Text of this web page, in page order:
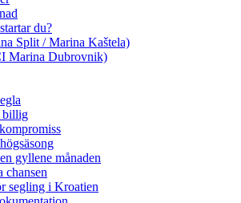
du?
Split / Marina Kaštela)
Marina Dubrovnik)
billig
gyllene månaden
segling i Kroatien